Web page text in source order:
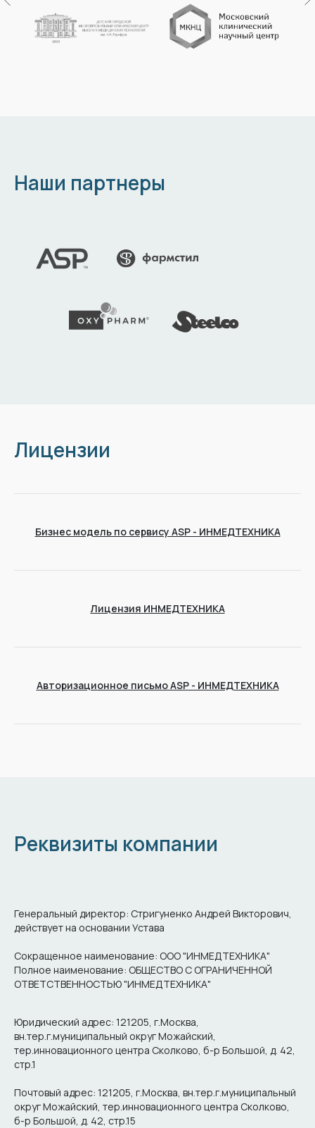
Наши партнеры
Лицензии
Бизнес модель по сервису ASP - ИНМЕДТЕХНИКА
Лицензия ИНМЕДТЕХНИКА
Авторизационное письмо ASP - ИНМЕДТЕХНИКА
Реквизиты компании
Генеральный директор: Стригуненко Андрей Викторович,
действует на основании Устава
Сокращенное наименование: ООО "ИНМЕДТЕХНИКА"
Полное наименование: ОБЩЕСТВО С ОГРАНИЧЕННОЙ
ОТВЕТСТВЕННОСТЬЮ "ИНМЕДТЕХНИКА"
Юридический адрес: 121205, г.Москва,
вн.тер.г.муниципальный округ Можайский,
тер.инновационного центра Сколково, б-р Большой, д. 42,
стр.1
Почтовый адрес: 121205, г.Москва, вн.тер.г.муниципальный
округ Можайский, тер.инновационного центра Сколково,
б-р Большой, д. 42, стр.15